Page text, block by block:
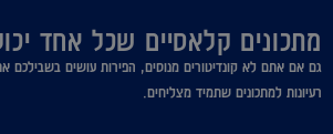
מתכונים קלאסיים שכל אחד
גם אם אתם לא קונדיטורים מנוסים, הפירות עושים בשבילכם
רעיונות למתכונים שתמיד מצליחים.